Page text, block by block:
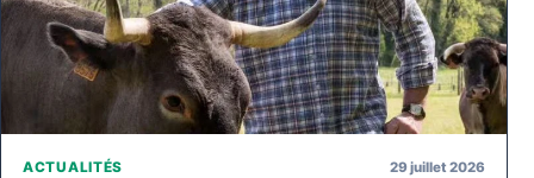
ACTUALITÉS 29 juillet 2026